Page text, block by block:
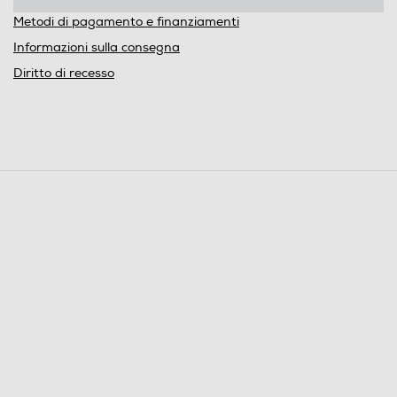
Metodi di pagamento e finanziamenti
Informazioni sulla consegna
Diritto di recesso